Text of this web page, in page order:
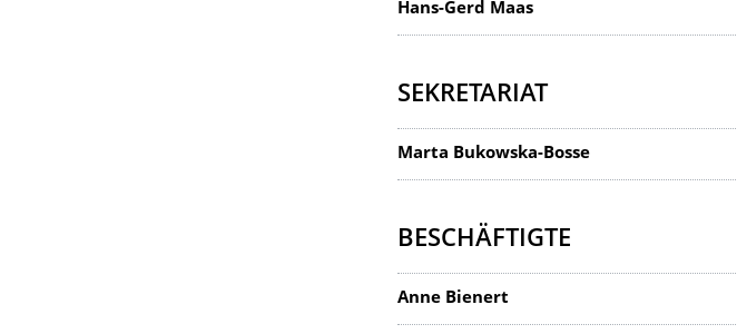
Hans-Gerd Maas
SEKRETARIAT
Marta Bukowska-Bosse
BESCHÄFTIGTE
Anne Bienert